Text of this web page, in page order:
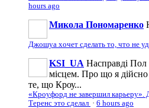
hours ago
Микола Пономаренко
Джошуа хочет сделать то, что не
KSI_UA Насправді
місцем. Про що я
те, що Кроу...
«Кроуфорд не завершил карьеру».
Теренс это сделал · 6 hours ago